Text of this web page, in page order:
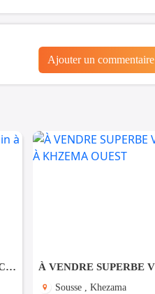
Ajouter un commentaire
A Vendre Bungalow S+1 Avec Jardin à Club Farah, Nabeul
Sousse , Khezama